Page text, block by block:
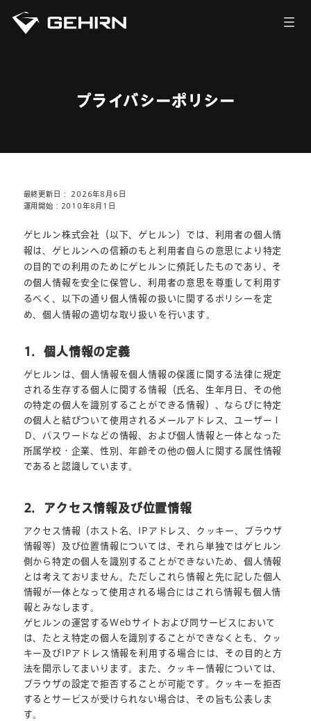
ニュース
プライバシーポリシー
最終更新日： 2026年8月6日
運用開始：2010年8月1日
ゲヒルン株式会社（以下、ゲヒルン）では、利用者の個人情
報は、ゲヒルンへの信頼のもと利用者自らの意思により特定
の目的での利用のためにゲヒルンに預託したものであり、そ
の個人情報を安全に保管し、利用者の意思を尊重して利用す
るべく、以下の通り個人情報の扱いに関するポリシーを定
め、個人情報の適切な取り扱いを行います。
1．個人情報の定義
ゲヒルンは、個人情報を個人情報の保護に関する法律に規定
される生存する個人に関する情報（氏名、生年月日、その他
の特定の個人を識別することができる情報）、ならびに特定
の個人と結びついて使用されるメールアドレス、ユーザーＩ
Ｄ、パスワードなどの情報、および個人情報と一体となった
所属学校・企業、性別、年齢その他の個人に関する属性情報
であると認識しています。
2．アクセス情報及び位置情報
アクセス情報（ホスト名、IPアドレス、クッキー、ブラウザ
情報等）及び位置情報については、それら単独ではゲヒルン
側から特定の個人を識別することができないため、個人情報
とは考えておりません。ただしこれら情報と先に記した個人
情報が一体となって使用される場合にはこれら情報も個人情
報とみなします。
ゲヒルンの運営するWebサイトおよび同サービスにおいて
は、たとえ特定の個人を識別することができなくとも、クッ
キー及びIPアドレス情報を利用する場合には、その目的と方
法を開示してまいります。また、クッキー情報については、
ブラウザの設定で拒否することが可能です。クッキーを拒否
するとサービスが受けられない場合は、その旨も公表しま
す。